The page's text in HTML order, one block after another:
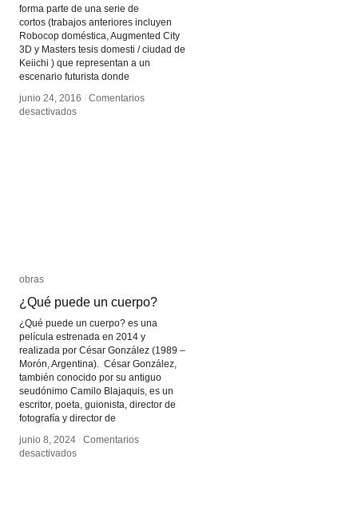
forma parte de una serie de
cortos (trabajos anteriores incluyen
Robocop doméstica, Augmented City
3D y Masters tesis domesti / ciudad de
Keiichi ) que representan a un
escenario futurista donde
junio 24, 2016 / Comentarios
desactivadosen
junio 24, 2016 / Comentarios
desactivadosen
obras
¿Qué puede un cuerpo?
¿Qué puede un cuerpo? es una
película estrenada en 2014 y
realizada por César González (1989 –
Morón, Argentina). César González,
también conocido por su antiguo
seudónimo Camilo Blajaquis, es un
escritor, poeta, guionista, director de
fotografía y director de
junio 8, 2024 / Comentarios
desactivadosen
obras
¿Qué puede un cuerpo?
junio 8, 2024 / Comentarios
desactivadosen